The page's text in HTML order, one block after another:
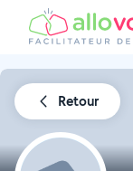
Retour